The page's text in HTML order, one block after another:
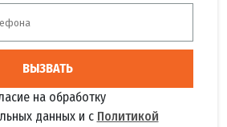
ВЫЗВАТЬ
на обработку
данных и с Политикой